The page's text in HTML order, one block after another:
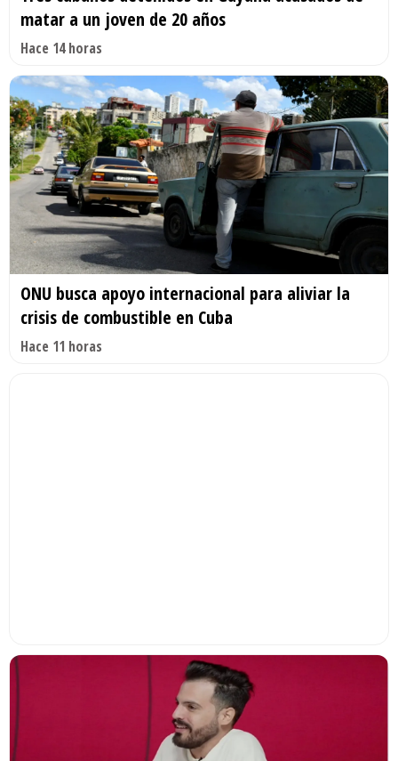
matar a un joven de 20 años
Hace 14 horas
ONU busca apoyo internacional para aliviar la
crisis de combustible en Cuba
Hace 11 horas